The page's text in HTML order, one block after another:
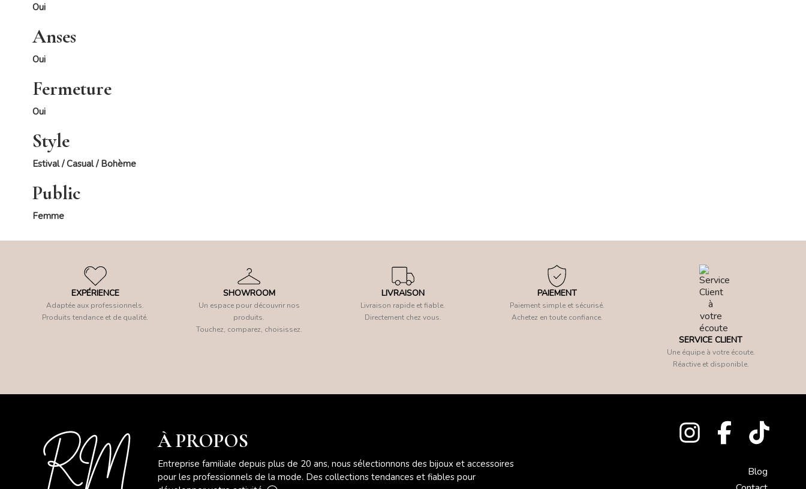
Oui
Anses
Oui
Fermeture
Oui
Style
Estival / Casual / Bohème
Public
Femme
EXPÉRIENCE
Adaptée aux professionnels.
Produits tendance et de qualité.
SHOWROOM
Un espace pour découvrir nos
produits.
Touchez, comparez, choisissez.
LIVRAISON
Livraison rapide et fiable.
Directement chez vous.
PAIEMENT
Paiement simple et sécurisé.
Achetez en toute confiance.
SERVICE CLIENT
Une équipe à votre écoute.
Réactive et disponible.
À PROPOS
Entreprise familiale depuis plus de 20 ans, nous sélectionnons des bijoux et accessoires
pour les professionnels de la mode. Des collections tendances et fiables pour
Blog